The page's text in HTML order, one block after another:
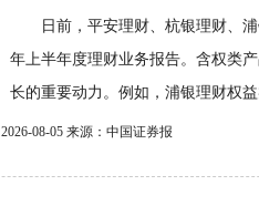
日前，平安理财、杭银理财、浦
年上半年度理财业务报告。含权类
长的重要动力。例如，浦银理财权
2026-08-05 来源：中国证券报